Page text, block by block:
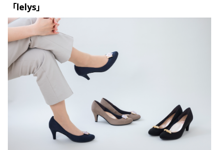
「lelys」